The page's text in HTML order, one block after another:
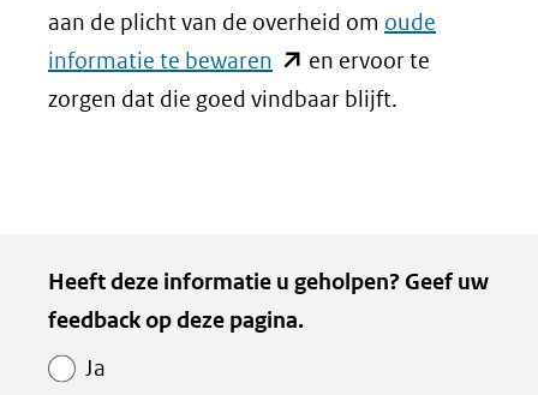
aan de plicht van de overheid om oude
informatie te bewaren (opent
in
een
andere
en ervoor te
zorgen dat die goed vindbaar blijft.
Heeft deze informatie u geholpen? Geef uw
feedback op deze pagina.
Ja